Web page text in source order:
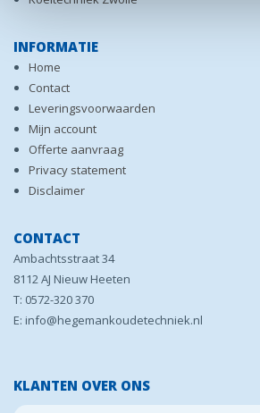
INFORMATIE
Home
Contact
Leveringsvoorwaarden
Mijn account
Offerte aanvraag
Privacy statement
Disclaimer
CONTACT
Ambachtsstraat 34
8112 AJ Nieuw Heeten
T: 0572-320 370
E: info@hegemankoudetechniek.nl
KLANTEN OVER ONS